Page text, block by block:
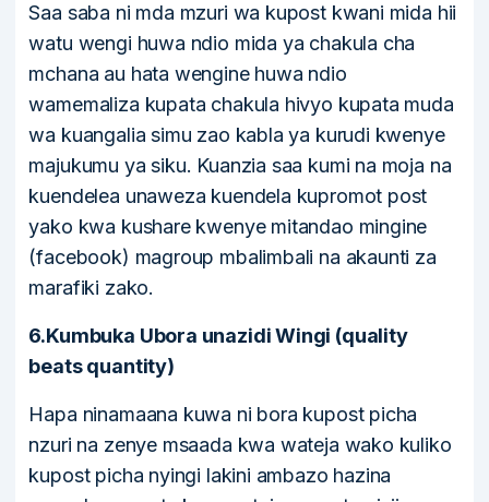
Saa saba ni mda mzuri wa kupost kwani mida hii
watu wengi huwa ndio mida ya chakula cha
mchana au hata wengine huwa ndio
wamemaliza kupata chakula hivyo kupata muda
wa kuangalia simu zao kabla ya kurudi kwenye
majukumu ya siku. Kuanzia saa kumi na moja na
kuendelea unaweza kuendela kupromot post
yako kwa kushare kwenye mitandao mingine
(facebook) magroup mbalimbali na akaunti za
marafiki zako.
6.Kumbuka Ubora unazidi Wingi (quality
beats quantity)
Hapa ninamaana kuwa ni bora kupost picha
nzuri na zenye msaada kwa wateja wako kuliko
kupost picha nyingi lakini ambazo hazina